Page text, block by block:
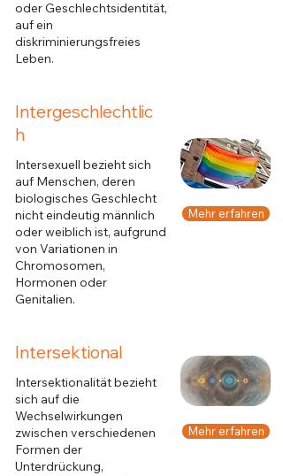
oder Geschlechtsidentität,
auf ein
diskriminierungsfreies
Leben.
Intergeschlechtlic
h
Intersexuell bezieht sich
auf Menschen, deren
biologisches Geschlecht
nicht eindeutig männlich
oder weiblich ist, aufgrund
von Variationen in
Chromosomen,
Hormonen oder
Genitalien.
Mehr erfahren
Intersektional
Intersektionalität bezieht
sich auf die
Wechselwirkungen
zwischen verschiedenen
Formen der
Unterdrückung,
Mehr erfahren